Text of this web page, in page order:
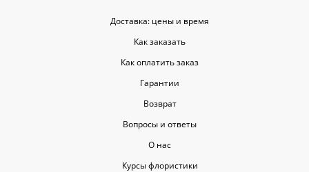
Доставка: цены и время
Как заказать
Как оплатить заказ
Гарантии
Возврат
Вопросы и ответы
О нас
Курсы флористики